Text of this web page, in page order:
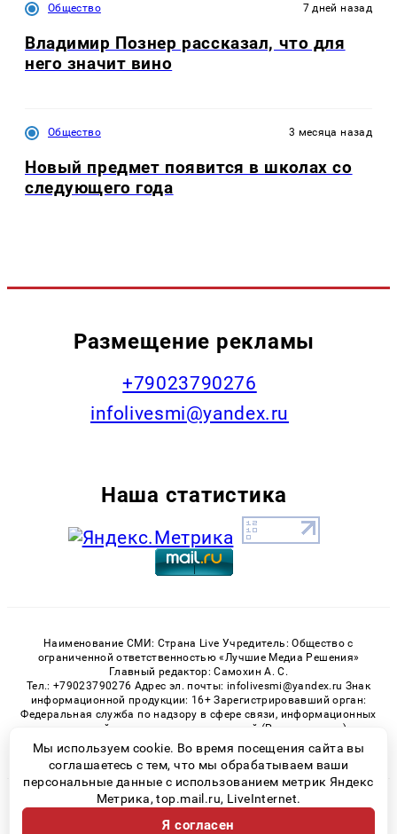
Общество 7 дней назад
Владимир Познер рассказал, что для
него значит вино
Общество 3 месяца назад
Новый предмет появится в школах со
следующего года
Размещение рекламы
+79023790276
infolivesmi@yandex.ru
Наша статистика
Наименование СМИ: Страна Live Учредитель: Общество с
ограниченной ответственностью «Лучшие Медиа Решения»
Главный редактор: Самохин А. С.
Тел.: +79023790276 Адрес эл. почты: infolivesmi@yandex.ru Знак
информационной продукции: 16+ Зарегистрировавший орган:
Федеральная служба по надзору в сфере связи, информационных
технологий и массовых коммуникаций (Роскомнадзор)
Регистрационный номер СМИ ЭЛ № ФС 77 - 82538 от 21.01.2022
© 2026 «» | Все права защищены
Возрастная категория сайта 16+
Мы используем cookie. Во время посещения сайта вы
соглашаетесь с тем, что мы обрабатываем ваши
персональные данные с использованием метрик Яндекс
Метрика, top.mail.ru, LiveInternet.
Я согласен